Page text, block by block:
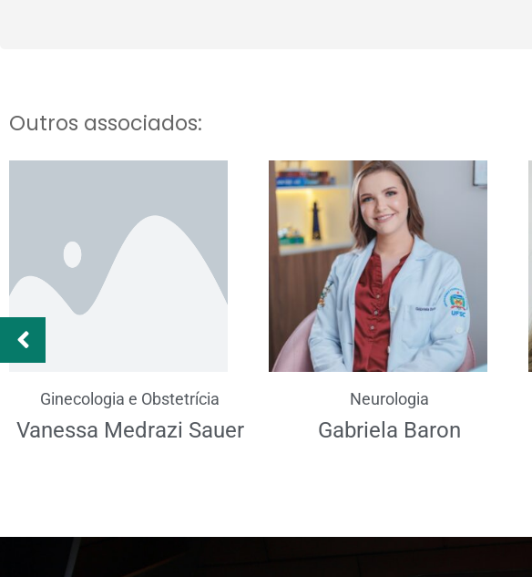
Outros associados:
Ginecologia e Obstetrícia
Vanessa Medrazi Sauer
Neurologia
Gabriela Baron